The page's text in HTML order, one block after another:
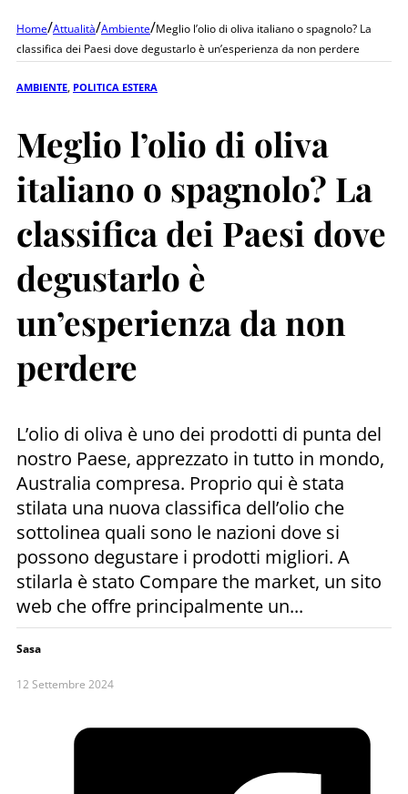
Home/Attualità/Ambiente/Meglio l’olio di oliva italiano o spagnolo? La
classifica dei Paesi dove degustarlo è un’esperienza da non perdere
AMBIENTE POLITICA ESTERA
Meglio l’olio di oliva
italiano o spagnolo? La
classifica dei Paesi dove
degustarlo è
un’esperienza da non
perdere
L’olio di oliva è uno dei prodotti di punta del
nostro Paese, apprezzato in tutto in mondo,
Australia compresa. Proprio qui è stata
stilata una nuova classifica dell’olio che
sottolinea quali sono le nazioni dove si
possono degustare i prodotti migliori. A
stilarla è stato Compare the market, un sito
web che offre principalmente un...
Sasa
12 Settembre 2024